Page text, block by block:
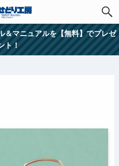
＆マニュアルを【無料】でプレゼ
ト！